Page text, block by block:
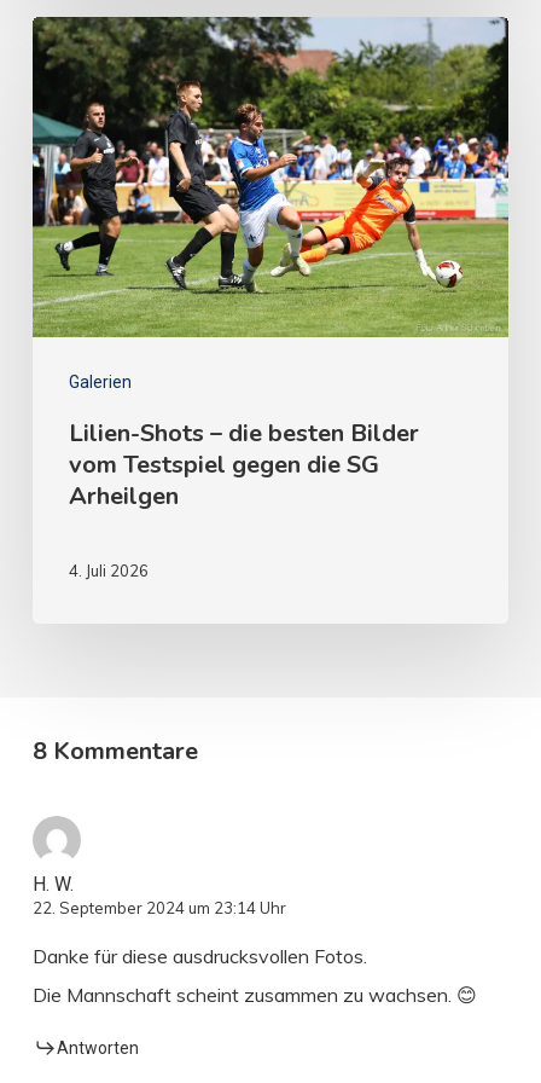
Galerien
Lilien-Shots – die besten Bilder
vom Testspiel gegen die SG
Arheilgen
4. Juli 2026
8 Kommentare
H. W.
22. September 2024 um 23:14 Uhr
Danke für diese ausdrucksvollen Fotos.
Die Mannschaft scheint zusammen zu wachsen. 😊
Antworten